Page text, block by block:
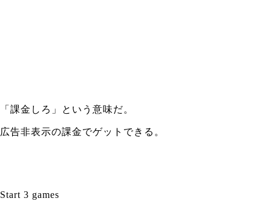
「課金しろ」という意味だ。
広告非表示の課金でゲットできる。
Start 3 games